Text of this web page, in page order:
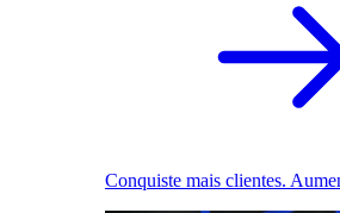
Conquiste mais clientes.